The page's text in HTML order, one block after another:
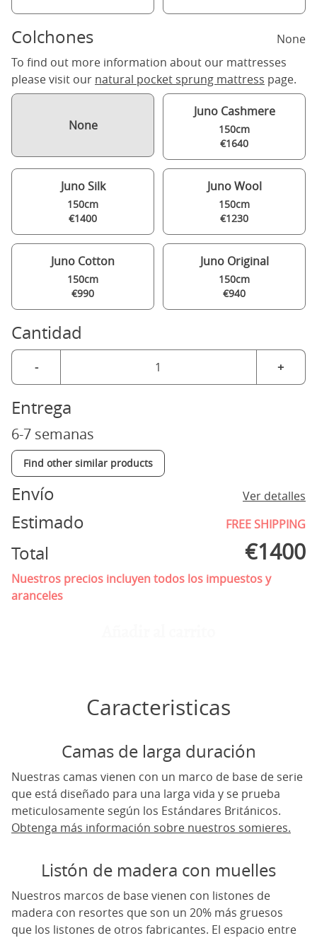
Colchones
None
To find out more information about our mattresses
please visit our natural pocket sprung mattress page.
None
Juno Cashmere
150cm
€1640
Juno Silk
150cm
€1400
Juno Wool
150cm
€1230
Juno Cotton
150cm
€990
Juno Original
150cm
€940
Cantidad
- +
Entrega
6-7 semanas
Find other similar products
Envío Ver detalles
Estimado FREE SHIPPING
Total €1400
Nuestros precios incluyen todos los impuestos y
aranceles
Caracteristicas
Camas de larga duración
Nuestras camas vienen con un marco de base de serie
que está diseñado para una larga vida y se prueba
meticulosamente según los Estándares Británicos.
Obtenga más información sobre nuestros somieres.
Listón de madera con muelles
Nuestros marcos de base vienen con listones de
madera con resortes que son un 20% más gruesos
que los listones de otros fabricantes. El espacio entre